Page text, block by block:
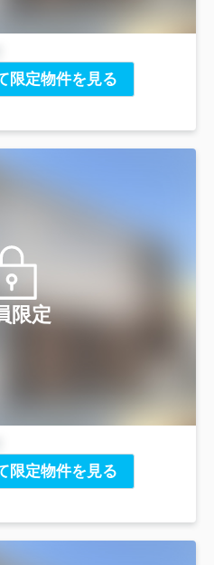
限定物件を見る
限定
限定物件を見る